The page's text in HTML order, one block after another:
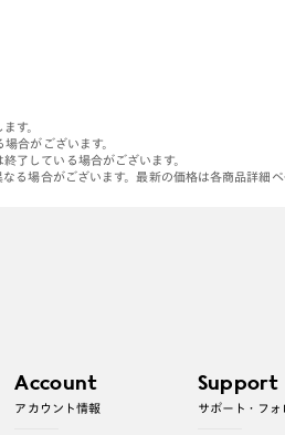
す。
合がございます。
了している場合がございます。
場合がございます。最新の価格は各商品詳細ペ
Account
アカウント情報
Support
サポート・フォ